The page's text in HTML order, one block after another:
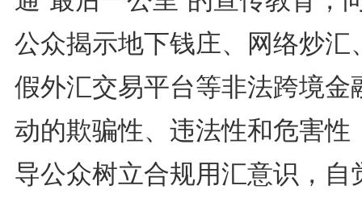
公众揭示地下钱庄、网络炒汇
假外汇交易平台等非法跨境金
动的欺骗性、违法性和危害性
导公众树立合规用汇意识，自